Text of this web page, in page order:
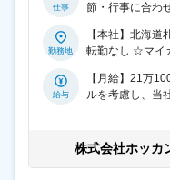
節・行事に合わ
をするなど、
す。 【 主な担当顧客 】 コープさっぽろ、イオン北海
道、ラルズ、
コンビニチェー
布 ・焼き麩 など 【 担当件数 】 1人あたり10件
を担当し、1日2
により変更あり） 【 担当エリア 】 基本的には
【本社】北海道
転勤なし ☆マイ
【月給】21万1000円～
ルを考慮し、当
ります。
株式会社ホッカ